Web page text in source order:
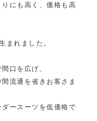
にも高く、価格も高
まれました。
口を広げ、
流通を省きお客さま
ースーツを低価格で